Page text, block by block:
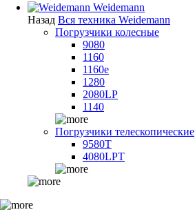
Weidemann
Назад Вся техника Weidemann
Погрузчики колесные
9080
1160
1160e
1280
2080LP
1140
Погрузчики телескопические
9580T
4080LPT